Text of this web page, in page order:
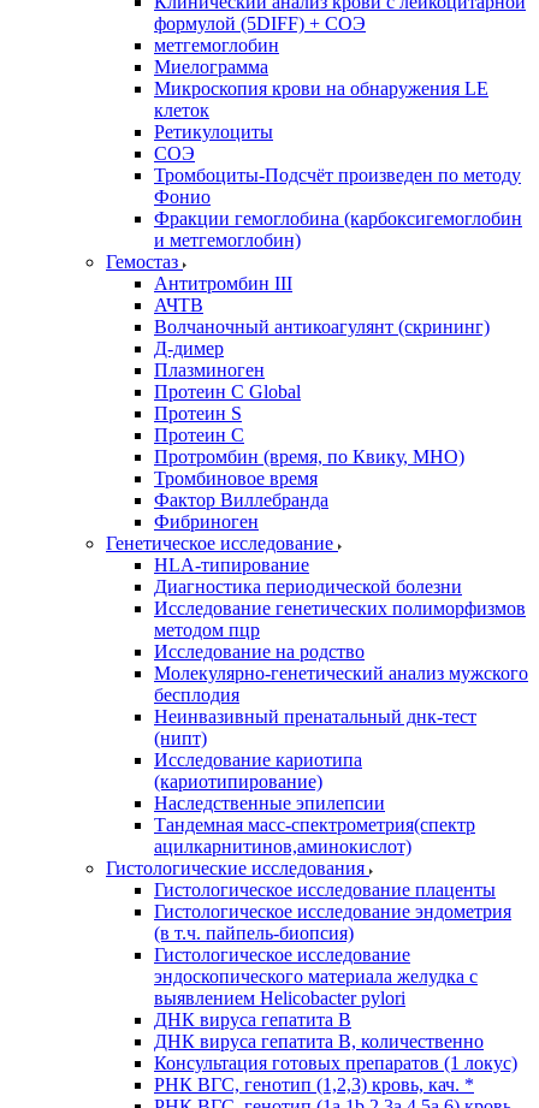
формулой (5DIFF) + СОЭ
метгемоглобин
Миелограмма
Микроскопия крови на обнаружения LE
клеток
Ретикулоциты
СОЭ
Тромбоциты-Подсчёт произведен по методу
Фонио
Фракции гемоглобина (карбоксигемоглобин
и метгемоглобин)
Гемостаз
Антитромбин III
АЧТВ
Волчаночный антикоагулянт (скрининг)
Д-димер
Плазминоген
Протеин C Global
Протеин S
Протеин С
Протромбин (время, по Квику, МНО)
Тромбиновое время
Фактор Виллебранда
Фибриноген
Генетическое исследование
HLA-типирование
Диагностика периодической болезни
Исследование генетических полиморфизмов
методом пцр
Исследование на родство
Молекулярно-генетический анализ мужского
бесплодия
Неинвазивный пренатальный днк-тест
(нипт)
Исследование кариотипа
(кариотипирование)
Наследственные эпилепсии
Тандемная масс-спектрометрия(спектр
ацилкарнитинов,аминокислот)
Гистологические исследования
Гистологическое исследование плаценты
Гистологическое исследование эндометрия
(в т.ч. пайпель-биопсия)
Гистологическое исследование
эндоскопического материала желудка с
выявлением Helicobacter pylori
ДНК вируса гепатита B
ДНК вируса гепатита B, количественно
Консультация готовых препаратов (1 локус)
РНК ВГC, генотип (1,2,3) кровь, кач. *